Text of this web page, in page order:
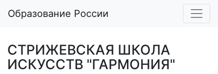
Образование России
СТРИЖЕВСКАЯ ШКОЛА
ИСКУССТВ "ГАРМОНИЯ"